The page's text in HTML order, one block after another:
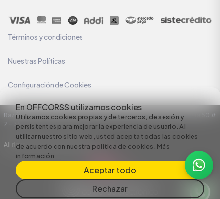
En OFFCORSS utilizamos cookies
Utilizamos cookies propias y de terceros, de sesión y
persistentes para mejorar la experiencia de usuario. Al
utilizar nuestro sitio web, usted acepta todas las cookies
de acuerdo con nuestra política de cookies. Más
información
Aceptar todo
Rechazar
Términos y condiciones
Nuestras Políticas
Configuración de Cookies
Razón Social: C.I HERMECO S.A. NIT: 890924167-6 Dirección: Carrera 50 #
7 – 35
All rights reserved empowered by